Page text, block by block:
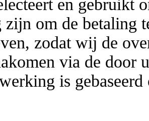
en gebruikt
zijn om de betaling
zodat wij de
via de door
is